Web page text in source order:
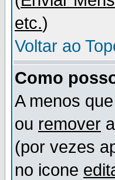
etc.)
Voltar ao
Como
A menos
ou remover
(por vezes
no icone